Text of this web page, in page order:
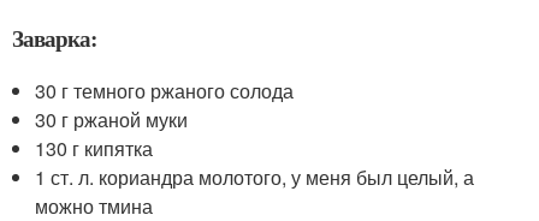
Заварка:
30 г темного ржаного солода
30 г ржаной муки
130 г кипятка
1 ст. л. кориандра молотого, у меня был целый, а
можно тмина